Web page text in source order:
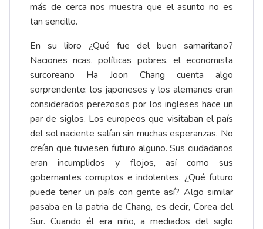
más de cerca nos muestra que el asunto no es
tan sencillo.
En su libro ¿Qué fue del buen samaritano?
Naciones ricas, políticas pobres, el economista
surcoreano Ha Joon Chang cuenta algo
sorprendente: los japoneses y los alemanes eran
considerados perezosos por los ingleses hace un
par de siglos. Los europeos que visitaban el país
del sol naciente salían sin muchas esperanzas. No
creían que tuviesen futuro alguno. Sus ciudadanos
eran incumplidos y flojos, así como sus
gobernantes corruptos e indolentes. ¿Qué futuro
puede tener un país con gente así? Algo similar
pasaba en la patria de Chang, es decir, Corea del
Sur. Cuando él era niño, a mediados del siglo